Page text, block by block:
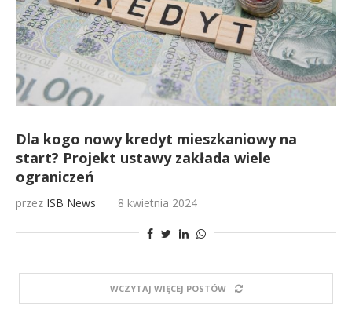
Dla kogo nowy kredyt mieszkaniowy na
start? Projekt ustawy zakłada wiele
ograniczeń
przez ISB News 8 kwietnia 2024
WCZYTAJ WIĘCEJ POSTÓW